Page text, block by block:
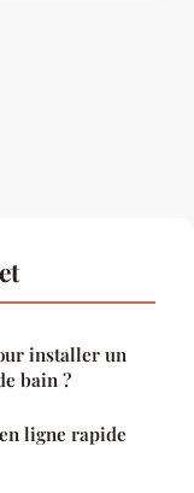
installer un
bain ?
ligne rapide